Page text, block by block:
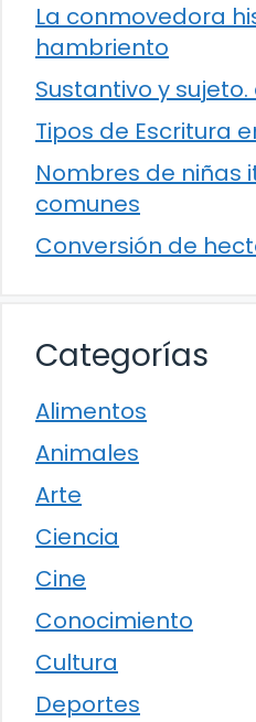
La conmovedora
hambriento
Sustantivo y
Tipos de Escritura
Nombres de niñas
comunes
Conversión de
Categorías
Alimentos
Animales
Arte
Ciencia
Cine
Conocimiento
Cultura
Deportes